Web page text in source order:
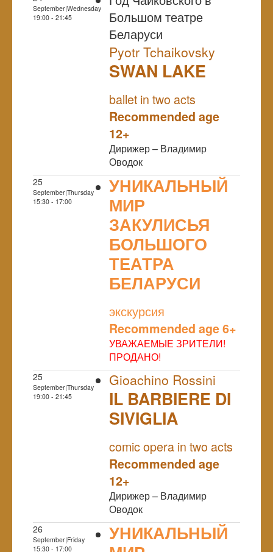
September|Wednesday
19:00 - 21:45
Большом театре
Беларуси
Pyotr Tchaikovsky
SWAN LAKE
ballet in two acts
Recommended age
12+
Дирижер – Владимир
Оводок
25
September|Thursday
15:30 - 17:00
УНИКАЛЬНЫЙ
МИР
ЗАКУЛИСЬЯ
БОЛЬШОГО
ТЕАТРА
БЕЛАРУСИ
экскурсия
Recommended age 6+
УВАЖАЕМЫЕ ЗРИТЕЛИ!
ПРОДАНО!
25
September|Thursday
19:00 - 21:45
Gioachino Rossini
IL BARBIERE DI
SIVIGLIA
comic opera in two acts
Recommended age
12+
Дирижер – Владимир
Оводок
26
September|Friday
15:30 - 17:00
УНИКАЛЬНЫЙ